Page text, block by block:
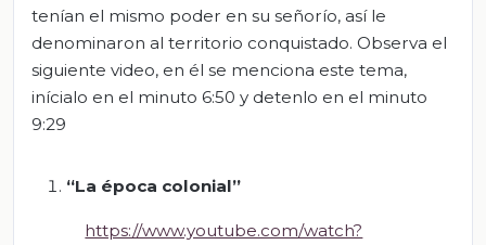
tenían el mismo poder en su señorío, así le
denominaron al territorio conquistado. Observa el
siguiente video, en él se menciona este tema,
inícialo en el minuto 6:50 y detenlo en el minuto
9:29
“La época colonial”
https://www.youtube.com/watch?